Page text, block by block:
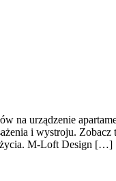
na urządzenie
i wystroju.
życia. M-Loft Design […]